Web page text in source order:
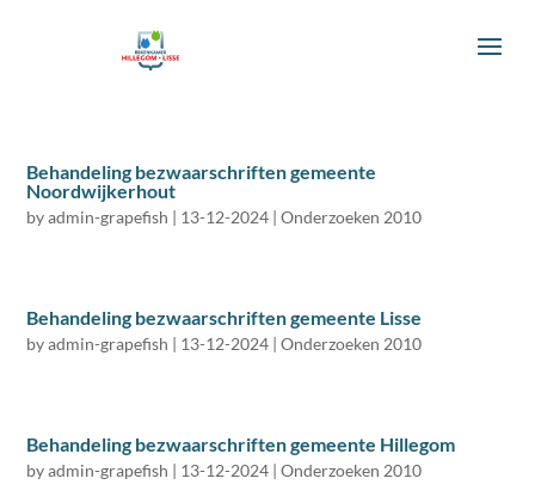
Behandeling bezwaarschriften gemeente
Noordwijkerhout
byadmin-grapefish | 13-12-2024 |Onderzoeken 2010
Behandeling bezwaarschriften gemeente Lisse
byadmin-grapefish | 13-12-2024 |Onderzoeken 2010
Behandeling bezwaarschriften gemeente Hillegom
byadmin-grapefish | 13-12-2024 |Onderzoeken 2010